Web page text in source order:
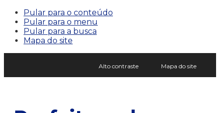
Pular para o conteúdo
Pular para o menu
Pular para a busca
Mapa do site
Alto contraste Mapa do site